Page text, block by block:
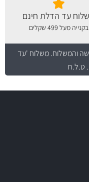
עד הדלת חינם
בקנייה מעל 499 שקלים
והמשלוח. משלוח 'עד
ט.ל.ח